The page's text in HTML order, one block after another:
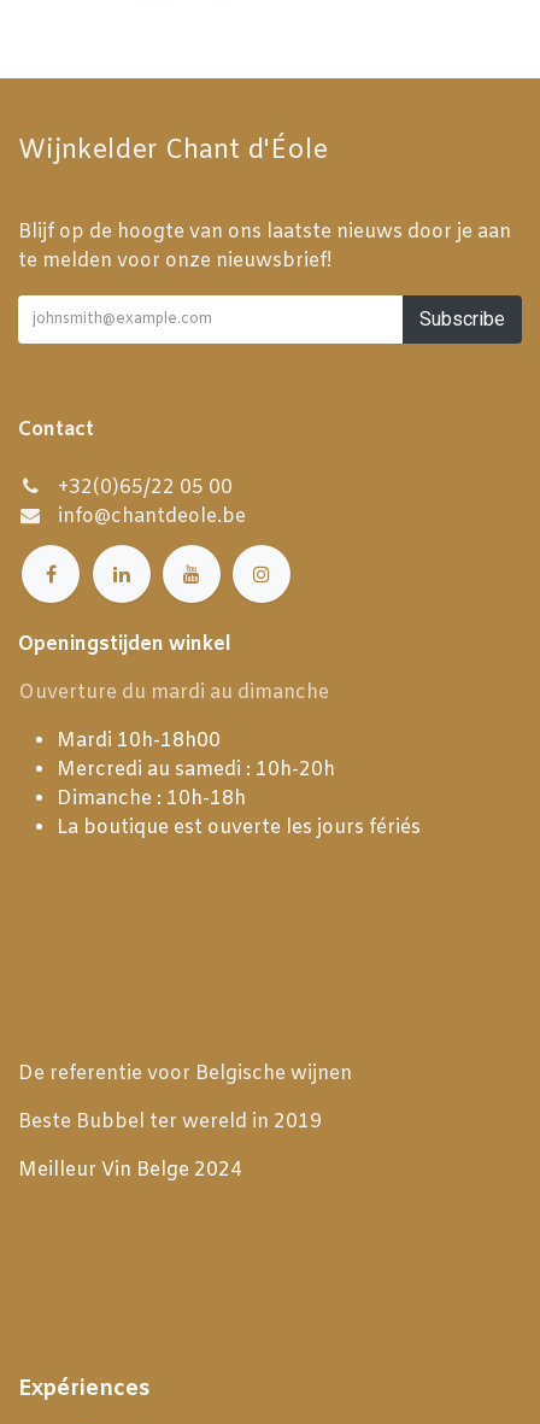
Wijnkelder Chant d'Éole
Blijf op de hoogte van ons laatste nieuws door je aan
te melden voor onze nieuwsbrief!
Subscribe
Contact
+32(0)65/22 05 00
info@chantdeole.be
Openingstijden winkel
Ouverture du mardi au dimanche
Mardi 10h-18h00
Mercredi au samedi : 10h-20h
Dimanche : 10h-18h
La boutique est ouverte les jours fériés
De referentie voor Belgische wijnen
Beste Bubbel ter wereld in 2019
Meilleur Vin Belge 2024
Expériences